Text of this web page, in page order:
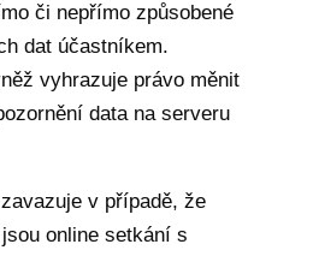
či nepřímo způsobené
dat účastníkem.
vyhrazuje právo měnit
data na serveru
v případě, že
online setkání s